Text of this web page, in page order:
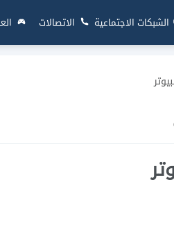
الشبكات الاجتماعية الاتصالات